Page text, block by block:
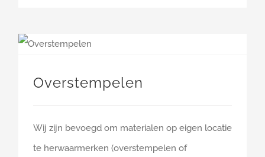
Overstempelen
Wij zijn bevoegd om materialen op eigen locatie
te herwaarmerken (overstempelen of